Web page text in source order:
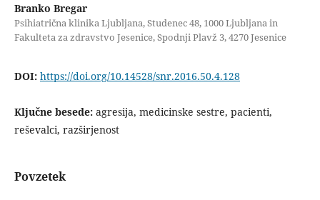
Branko Bregar
Psihiatrična klinika Ljubljana, Studenec 48, 1000 Ljubljana in
Fakulteta za zdravstvo Jesenice, Spodnji Plavž 3, 4270 Jesenice
DOI: https://doi.org/10.14528/snr.2016.50.4.128
Ključne besede: agresija, medicinske sestre, pacienti,
reševalci, razširjenost
Povzetek